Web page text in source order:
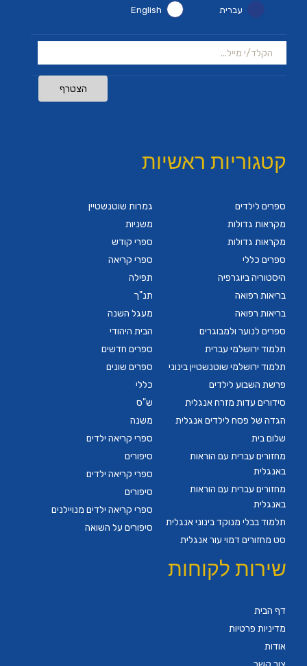
עברית English
הצטרף
קטגוריות ראשיות
גמרות שוטנשטיין
משניות
ספרי קודש
ספרי קריאה
תפילה
תנ"ך
מעגל השנה
הבית היהודי
ספרים חדשים
ספרים שונים
כללי
ש"ס
משנה
ספרי קריאה ילדים
סיפורים
ספרי קריאה ילדים
סיפורים
ספרי קריאה ילדים מנויילנים
סיפורים על השואה
ספרים לילדים
מקראות גדולות
מקראות גדולות
ספרים כללי
היסטוריה ביוגרפיה
בריאות רפואה
בריאות רפואה
ספרים לנוער ולמבוגרים
תלמוד ירושלמי עברית
תלמוד ירושלמי שוטנשטיין בינוני
פרשת השבוע לילדים
סידורים עדות מזרח אנגלית
הגדה של פסח לילדים אנגלית
שלום בית
מחזורים עברית עם הוראות
באנגלית
מחזורים עברית עם הוראות
באנגלית
תלמוד בבלי מנוקד בינוני אנגלית
סט מחזורים דמוי עור אנגלית
שירות לקוחות
דף הבית
מדיניות פרטיות
אודות